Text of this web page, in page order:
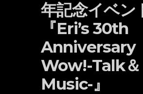
年記念イベン
『Eri’s 30th
Anniversary
Wow!-Talk＆
Music-』